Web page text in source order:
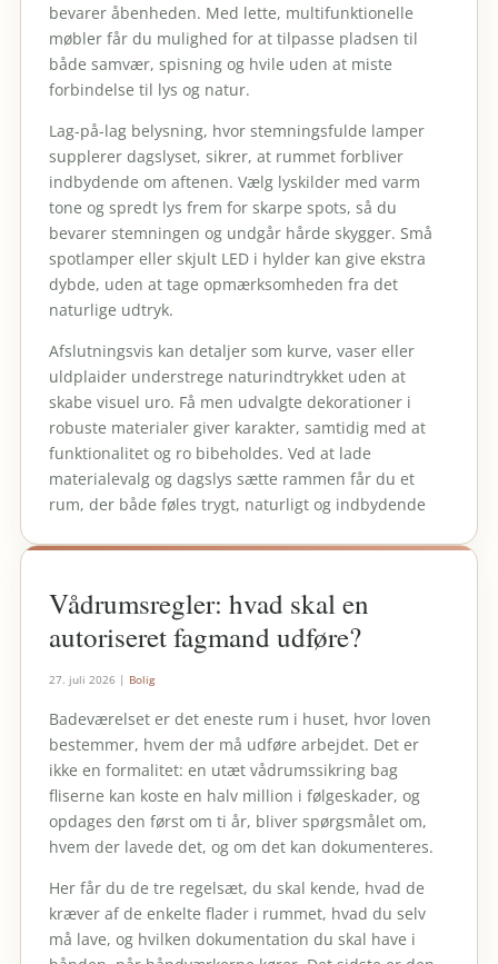
bevarer åbenheden. Med lette, multifunktionelle
møbler får du mulighed for at tilpasse pladsen til
både samvær, spisning og hvile uden at miste
forbindelse til lys og natur.
Lag-på-lag belysning, hvor stemningsfulde lamper
supplerer dagslyset, sikrer, at rummet forbliver
indbydende om aftenen. Vælg lyskilder med varm
tone og spredt lys frem for skarpe spots, så du
bevarer stemningen og undgår hårde skygger. Små
spotlamper eller skjult LED i hylder kan give ekstra
dybde, uden at tage opmærksomheden fra det
naturlige udtryk.
Afslutningsvis kan detaljer som kurve, vaser eller
uldplaider understrege naturindtrykket uden at
skabe visuel uro. Få men udvalgte dekorationer i
robuste materialer giver karakter, samtidig med at
funktionalitet og ro bibeholdes. Ved at lade
materialevalg og dagslys sætte rammen får du et
rum, der både føles trygt, naturligt og indbydende
Vådrumsregler: hvad skal en
autoriseret fagmand udføre?
27. juli 2026 | Bolig
Badeværelset er det eneste rum i huset, hvor loven
bestemmer, hvem der må udføre arbejdet. Det er
ikke en formalitet: en utæt vådrumssikring bag
fliserne kan koste en halv million i følgeskader, og
opdages den først om ti år, bliver spørgsmålet om,
hvem der lavede det, og om det kan dokumenteres.
Her får du de tre regelsæt, du skal kende, hvad de
kræver af de enkelte flader i rummet, hvad du selv
må lave, og hvilken dokumentation du skal have i